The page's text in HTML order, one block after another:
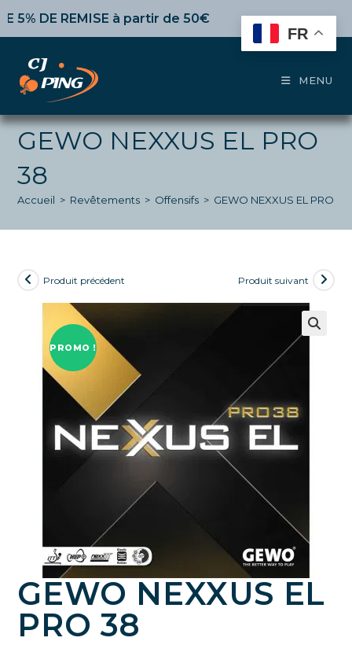
REMISEà partir de 50€ d’achat, 10%dès 100€,15%
MENU
GEWO NEXXUS EL PRO
38
Accueil > Revêtements > Offensifs > GEWO NEXXUS EL PRO 38
PROMO !
Produit précédent Produit suivant
GEWO NEXXUS EL
PRO 38
FR